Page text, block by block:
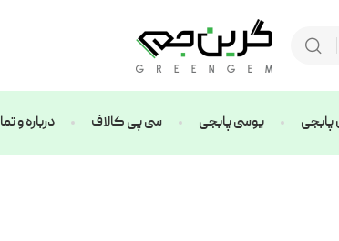
پابجی یوسی پابجی سی پی کالاف درباره و